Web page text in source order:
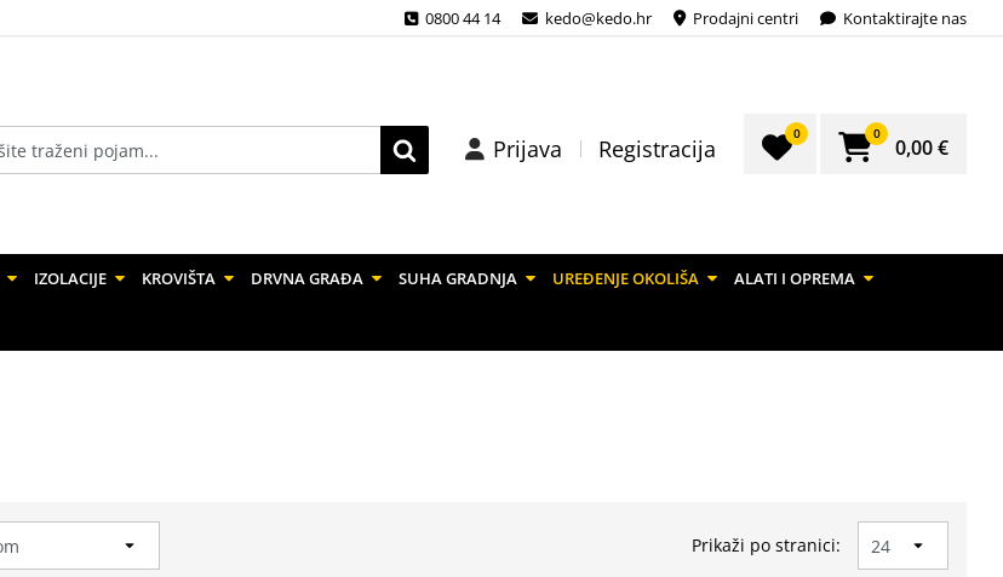
0800 44 14 kedo@kedo.hr Prodajni centri Kontaktirajte nas
Prijava Registracija
0 0
0,00 €
IZOLACIJE KROVIŠTA DRVNA GRAĐA SUHA GRADNJA UREĐENJE OKOLIŠA ALATI I OPREMA
Prikaži po stranici: